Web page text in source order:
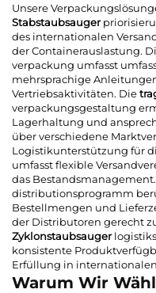
Unsere
Stabstaubsauger
des internationalen
der Containerauslastung.
verpackung umfasst
mehrsprachige
Vertriebsaktivitäten. Die
verpackungsgestaltung
Lagerhaltung und
über verschiedene
Logistikunterstützung für
umfasst flexible
das
distributionsprogramm
Bestellmengen und
der Distributoren gerecht
Zyklonstaubsauger
konsistente
Erfüllung in
Warum Wir